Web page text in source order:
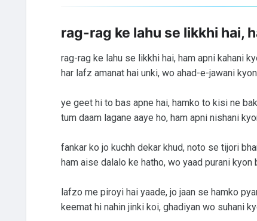
rag-rag ke lahu se likkhi hai,
rag-rag ke lahu se likkhi hai, ham apni kahani
har lafz amanat hai unki, wo ahad-e-jawani
ye geet hi to bas apne hai, hamko to kisi ne
tum daam lagane aaye ho, ham apni nishani
fankar ko jo kuchh dekar khud, noto se tijori
ham aise dalalo ke hatho, wo yaad purani kyon
lafzo me piroyi hai yaade, jo jaan se hamko
keemat hi nahin jinki koi, ghadiyan wo suhani